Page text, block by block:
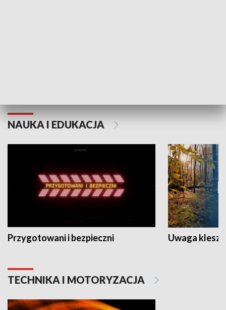
NAUKA I EDUKACJA
Przygotowani i bezpieczni Uwaga
TECHNIKA I MOTORYZACJA